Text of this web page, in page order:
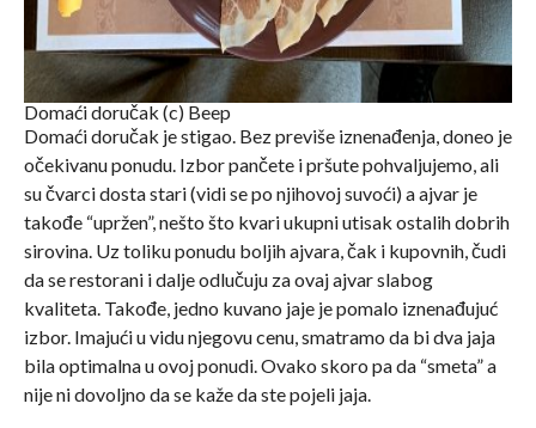
Domaći doručak (c) Beep
Domaći doručak je stigao. Bez previše iznenađenja, doneo je
očekivanu ponudu. Izbor pančete i pršute pohvaljujemo, ali
su čvarci dosta stari (vidi se po njihovoj suvoći) a ajvar je
takođe “upržen”, nešto što kvari ukupni utisak ostalih dobrih
sirovina. Uz toliku ponudu boljih ajvara, čak i kupovnih, čudi
da se restorani i dalje odlučuju za ovaj ajvar slabog
kvaliteta. Takođe, jedno kuvano jaje je pomalo iznenađujuć
izbor. Imajući u vidu njegovu cenu, smatramo da bi dva jaja
bila optimalna u ovoj ponudi. Ovako skoro pa da “smeta” a
nije ni dovoljno da se kaže da ste pojeli jaja.